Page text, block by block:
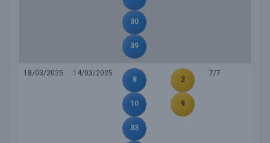
30
39
18/03/2025
14/03/2025
8
10
33
2
9
7/7